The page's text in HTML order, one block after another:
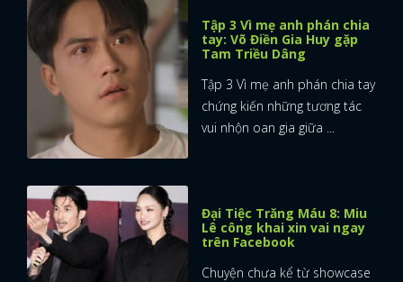
Tập 3 Vì mẹ anh phán chia
tay: Võ Điền Gia Huy gặp
Tam Triều Dâng
Tập 3 Vì mẹ anh phán chia tay
chứng kiến những tương tác
vui nhộn oan gia giữa ...
Đại Tiệc Trăng Máu 8: Miu
Lê công khai xin vai ngay
trên Facebook
Chuyện chưa kể từ showcase